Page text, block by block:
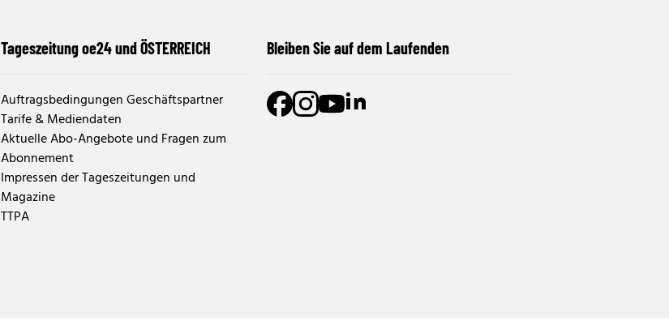
Tageszeitung oe24 und ÖSTERREICH
Auftragsbedingungen Geschäftspartner
Tarife & Mediendaten
Aktuelle Abo-Angebote und Fragen zum
Abonnement
Impressen der Tageszeitungen und
Magazine
TTPA
Bleiben Sie auf dem Laufenden